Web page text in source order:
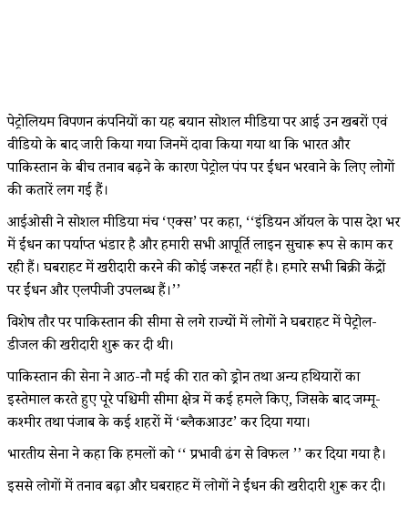
पेट्रोलियम विपणन कंपनियों का यह बयान सोशल मीडिया पर आई उन खबरों एवं
वीडियो के बाद जारी किया गया जिनमें दावा किया गया था कि भारत और
पाकिस्तान के बीच तनाव बढ़ने के कारण पेट्रोल पंप पर ईंधन भरवाने के लिए लोगों
की कतारें लग गई हैं।
आईओसी ने सोशल मीडिया मंच ‘एक्स’ पर कहा, ‘‘इंडियन ऑयल के पास देश भर
में ईंधन का पर्याप्त भंडार है और हमारी सभी आपूर्ति लाइन सुचारू रूप से काम कर
रही हैं। घबराहट में खरीदारी करने की कोई जरूरत नहीं है। हमारे सभी बिक्री केंद्रों
पर ईंधन और एलपीजी उपलब्ध हैं।’’
विशेष तौर पर पाकिस्तान की सीमा से लगे राज्यों में लोगों ने घबराहट में पेट्रोल-
डीजल की खरीदारी शुरू कर दी थी।
पाकिस्तान की सेना ने आठ-नौ मई की रात को ड्रोन तथा अन्य हथियारों का
इस्तेमाल करते हुए पूरे पश्चिमी सीमा क्षेत्र में कई हमले किए, जिसके बाद जम्मू-
कश्मीर तथा पंजाब के कई शहरों में ‘ब्लैकआउट’ कर दिया गया।
भारतीय सेना ने कहा कि हमलों को ‘‘ प्रभावी ढंग से विफल ’’ कर दिया गया है।
इससे लोगों में तनाव बढ़ा और घबराहट में लोगों ने ईंधन की खरीदारी शुरू कर दी।